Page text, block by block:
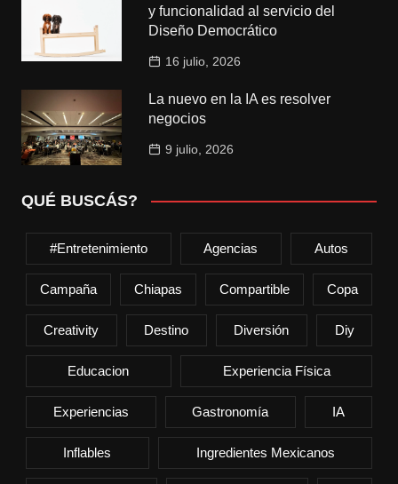
y funcionalidad al servicio del
Diseño Democrático
16 julio, 2026
La nuevo en la IA es resolver
negocios
9 julio, 2026
QUÉ BUSCÁS?
#entretenimiento Agencias Autos
Campaña Chiapas Compartible Copa
Creativity Destino Diversión Diy
Educacion Experiencia Física
Experiencias Gastronomía IA
Inflables Ingredientes Mexicanos